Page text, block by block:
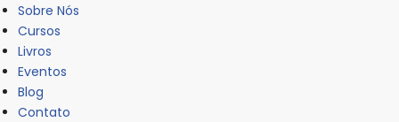
Sobre Nós
Cursos
Livros
Eventos
Blog
Contato